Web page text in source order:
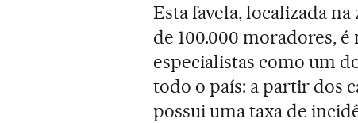
Esta favela, localizada
de 100.000 moradores,
especialistas como um
todo o país: a partir dos
possui uma taxa de